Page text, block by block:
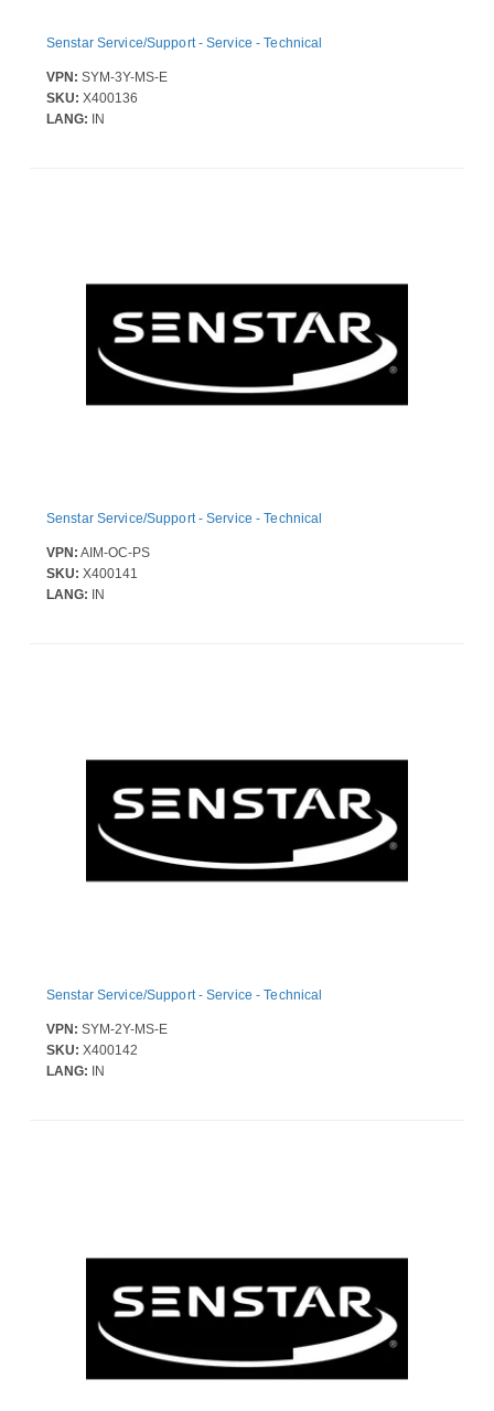
Senstar Service/Support - Service - Technical
VPN: SYM-3Y-MS-E
SKU: X400136
LANG: IN
Senstar Service/Support - Service - Technical
VPN: AIM-OC-PS
SKU: X400141
LANG: IN
Senstar Service/Support - Service - Technical
VPN: SYM-2Y-MS-E
SKU: X400142
LANG: IN